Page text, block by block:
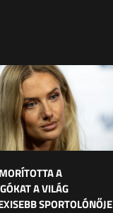
A
A VILÁG
SPORTOLÓNŐJE